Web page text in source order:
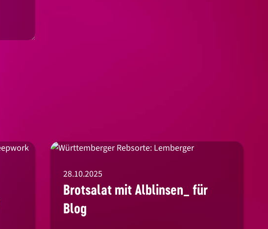
28.10.2025
Brotsalat mit Alblinsen_ für
Blog